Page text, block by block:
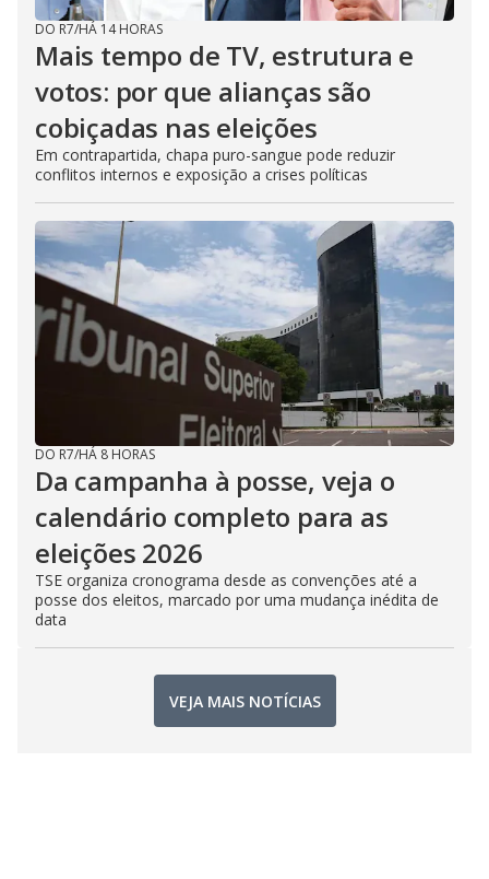
DO R7/HÁ 14 HORAS
Mais tempo de TV, estrutura e
votos: por que alianças são
cobiçadas nas eleições
Em contrapartida, chapa puro-sangue pode reduzir
conflitos internos e exposição a crises políticas
DO R7/HÁ 8 HORAS
Da campanha à posse, veja o
calendário completo para as
eleições 2026
TSE organiza cronograma desde as convenções até a
posse dos eleitos, marcado por uma mudança inédita de
data
VEJA MAIS NOTÍCIAS